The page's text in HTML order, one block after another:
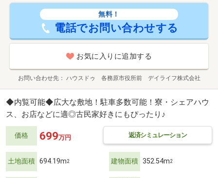
無料！
電話でお問い合わせする
お気に入りに追加する
お問い合わせ先 ハウスドゥ 各務原市役所前 デイライフ株式会社
◆内覧可能◆広大な敷地！駐車多数可能！寮・シェアハウ
ス、お店などに適◎古民家好きにもぴったり♪
価格 返済シミュレーション
699万円
土地面積 694.19m2 建物面積 352.54m2